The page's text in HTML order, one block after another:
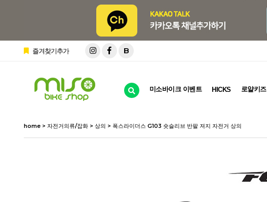
즐겨찾기추가 B
미소바이크 이벤트 HICKS 로얄키즈
home > 자전거의류/잡화 > 상의 > 폭스라이더스 G103 숏슬리브 반팔 져지 자전거 상의